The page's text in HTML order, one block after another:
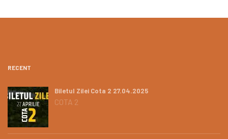
RECENT
Biletul Zilei Cota 2 27.04.2025
COTA 2